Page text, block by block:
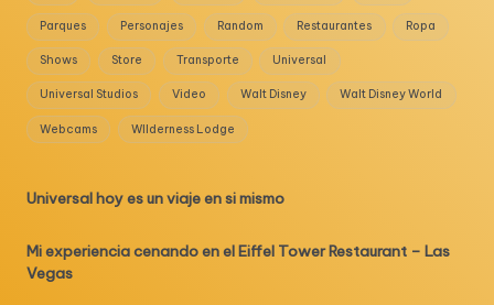
Parques Personajes Random Restaurantes Ropa
Shows Store Transporte Universal
Universal Studios Video Walt Disney Walt Disney World
Webcams WIlderness Lodge
Universal hoy es un viaje en si mismo
Mi experiencia cenando en el Eiffel Tower Restaurant – Las
Vegas